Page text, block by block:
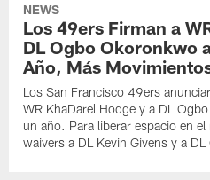
NEWS
Los 49ers Firman a
DL Ogbo Okoronkwo
Año, Más
Los San Francisco 49ers
WR KhaDarel Hodge y a DL
un año. Para liberar espacio en
waivers a DL Kevin Givens y a